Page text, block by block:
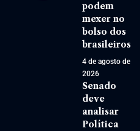
podem
mexer no
bolso dos
brasileiros
4 de agosto de
2026
Senado
deve
analisar
Política